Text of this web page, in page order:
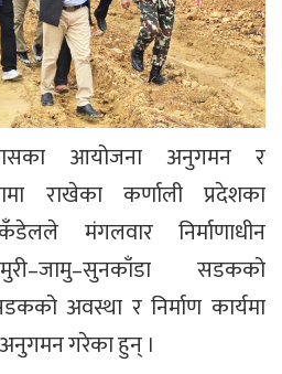
आयोजना अनुगमन र
राखेका कर्णाली प्रदेशका
मंगलवार निर्माणाधीन
सडकको
अवस्था र निर्माण कार्यमा
गरेका हुन् ।